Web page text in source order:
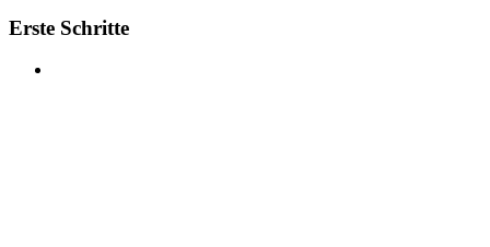
Erste Schritte